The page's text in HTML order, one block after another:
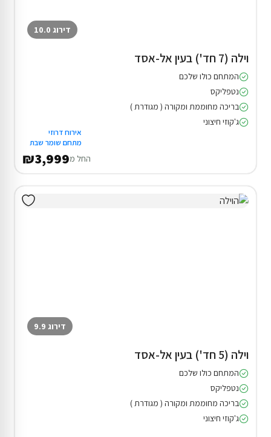
דירוג 10.0
וילה (7 חד') בעין אל-אסד
המתחם כולו שלכם
נטפליקס
בריכה מחוממת ומקורה ( מגודרת )
ג'קוזי חיצוני
אירוח דרוזי
מתחם שומר שבת
החל מ₪3,999
דירוג 9.9
וילה (5 חד') בעין אל-אסד
המתחם כולו שלכם
נטפליקס
בריכה מחוממת ומקורה ( מגודרת )
ג'קוזי חיצוני